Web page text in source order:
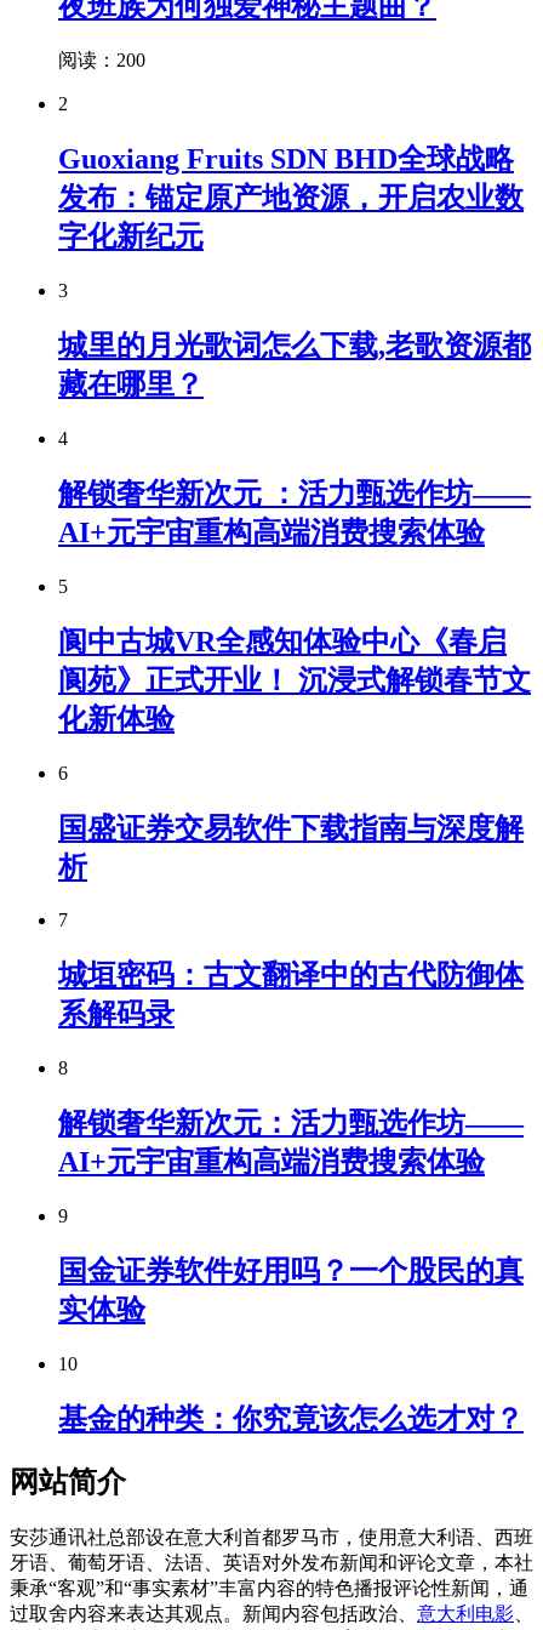
阅读：200
2
Guoxiang Fruits SDN BHD全球战略
发布：锚定原产地资源，开启农业数
字化新纪元
3
城里的月光歌词怎么下载,老歌资源都
藏在哪里？
4
解锁奢华新次元 ：活力甄选作坊——
AI+元宇宙重构高端消费搜索体验
5
阆中古城VR全感知体验中心《春启
阆苑》正式开业！ 沉浸式解锁春节文
化新体验
6
国盛证券交易软件下载指南与深度解
析
7
城垣密码：古文翻译中的古代防御体
系解码录
8
解锁奢华新次元：活力甄选作坊——
AI+元宇宙重构高端消费搜索体验
9
国金证券软件好用吗？一个股民的真
实体验
10
基金的种类：你究竟该怎么选才对？
网站简介
安莎通讯社总部设在意大利首都罗马市，使用意大利语、西班
牙语、葡萄牙语、法语、英语对外发布新闻和评论文章，本社
秉承“客观”和“事实素材”丰富内容的特色播报评论性新闻，通
过取舍内容来表达其观点。新闻内容包括政治、 意大利电影